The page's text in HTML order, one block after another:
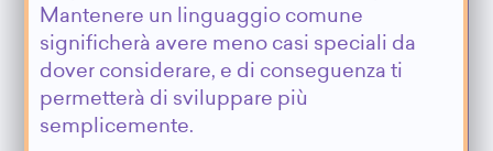
Mantenere un linguaggio comune
significherà avere meno casi speciali da
dover considerare, e di conseguenza ti
permetterà di sviluppare più
semplicemente.